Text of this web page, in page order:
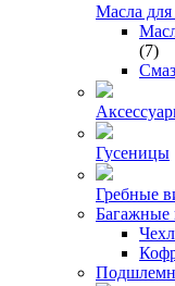
Масла
(7)
Гусеницы
Гребные